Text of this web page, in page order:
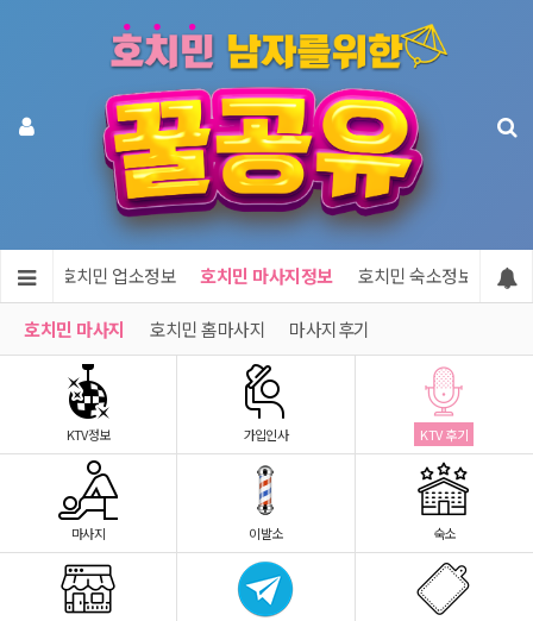
메인 호치민 업소정보 호치민 마사지정보 호치민 숙소정보 호
호치민 마사지 호치민 홈마사지 마사지후기
KTV정보 가입인사 KTV 후기
마사지 이발소 숙소